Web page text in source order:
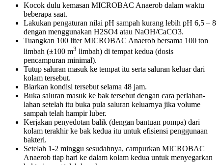
Kocok dulu kemasan MICROBAC Anaerob dalam waktu
beberapa saat.
Lakukan pengaturan nilai pH sampah kurang lebih pH 6,5 – 8
dengan menggunakan H2SO4 atau NaOH/CaCO3.
Tuangkan 100 liter MICROBAC Anaerob bersama 100 ton
limbah (±100 m3 limbah) di tempat kedua (dosis
pencampuran minimal).
Tutup saluran masuk ke tempat itu serta saluran keluar dari
kolam tersebut.
Biarkan kondisi tersebut selama 48 jam.
Buka saluran masuk ke bak tersebut dengan cara perlahan-
lahan setelah itu buka pula saluran keluarnya jika volume
sampah telah hampir luber.
Kerjakan penyedotan balik (dengan bantuan pompa) dari
kolam terakhir ke bak kedua itu untuk efisiensi penggunaan
bakteri.
Setelah 1-2 minggu sesudahnya, campurkan MICROBAC
Anaerob tiap hari ke dalam kolam kedua untuk menyegarkan